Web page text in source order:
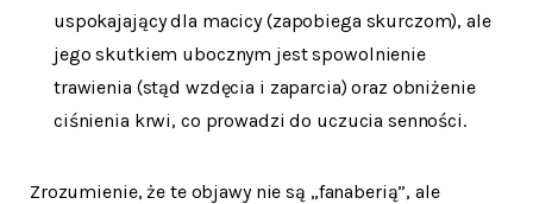
uspokajający dla macicy (zapobiega skurczom), ale
jego skutkiem ubocznym jest spowolnienie
trawienia (stąd wzdęcia i zaparcia) oraz obniżenie
ciśnienia krwi, co prowadzi do uczucia senności.
Zrozumienie, że te objawy nie są „fanaberią”, ale